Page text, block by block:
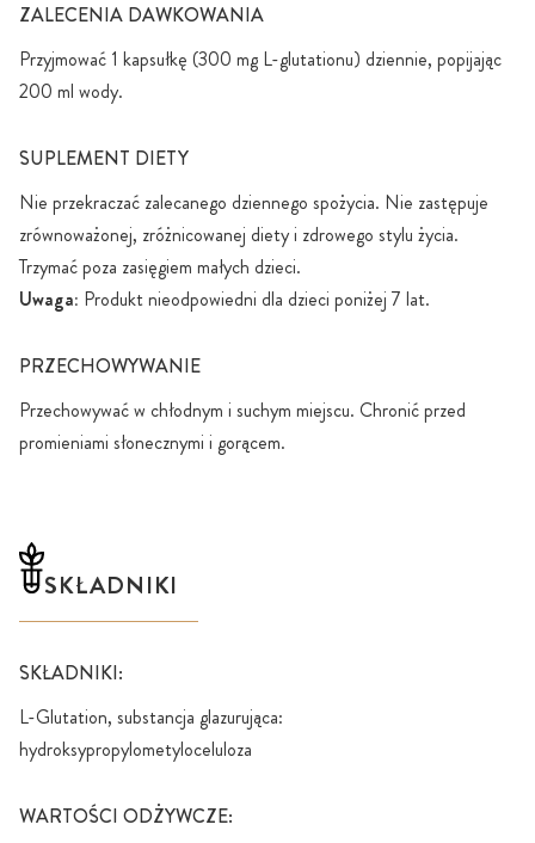
ZALECENIA DAWKOWANIA
Przyjmować 1 kapsułkę (300 mg L-glutationu) dziennie, popijając
200 ml wody.
SUPLEMENT DIETY
Nie przekraczać zalecanego dziennego spożycia. Nie zastępuje
zrównoważonej, zróżnicowanej diety i zdrowego stylu życia.
Trzymać poza zasięgiem małych dzieci.
Uwaga: Produkt nieodpowiedni dla dzieci poniżej 7 lat.
PRZECHOWYWANIE
Przechowywać w chłodnym i suchym miejscu. Chronić przed
promieniami słonecznymi i gorącem.
SKŁADNIKI
SKŁADNIKI:
L-Glutation, substancja glazurująca:
hydroksypropylometyloceluloza
WARTOŚCI ODŻYWCZE: